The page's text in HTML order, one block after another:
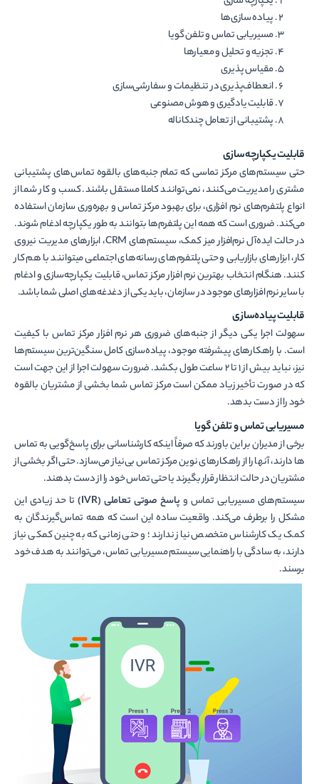
پیاده سازی‌ها
مسیریابی تماس و تلفن گویا
تجزیه و تحلیل و معیارها
مقیاس پذیری
انعطاف‌پذیری در تنظیمات و سفارشی‌سازی
قابلیت یادگیری و هوش مصنوعی
پشتیبانی از تعامل چندکاناله
قابلیت یکپارچه­‌سازی
حتی سیستم‌های مرکز تماسی که تمام جنبه‌های بالقوه تماس‌های پشتیبانی
مشتری را مدیریت می‌کنند، نمی‌توانند کاملا مستقل باشند. کسب و کار شما از
انواع پلتفرم­‌های نرم ­افزاری، برای بهبود مرکز تماس و بهره­‌وری سازمان استفاده
می­‌کند. ضروری است که همه این پلتفرم­‌ها بتوانند به طور یکپارچه ادغام شوند.
در حالت ایده‌آل نرم‌افزار میز کمک، سیستم‌های CRM، ابزارهای مدیریت نیروی
کار، ابزارهای بازاریابی و حتی پلتفرم‌های رسانه‌های اجتماعی می­توانند با هم کار
کنند. هنگام انتخاب بهترین نرم افزار مرکز تماس، قابلیت یکپارچه‌سازی و ادغام
با سایر نرم افزارهای موجود در سازمان، باید یکی از دغدغه­‌های اصلی شما باشد.
قابلیت پیاده‌­سازی
سهولت اجرا یکی دیگر از جنبه­‌های ضروری هر نرم­ افزار مرکز تماس با کیفیت
است. با راهکارهای پیشرفته موجود، پیاده‌سازی کامل سنگین‌ترین سیستم‌ها
نیز، نباید بیش از 1 تا 2 ساعت طول بکشد. ضرورت سهولت اجرا از این جهت است
که در صورت تأخیر زیاد ممکن است مرکز تماس شما بخشی از مشتریان بالقوه
خود را از دست بدهد.
مسیریابی تماس و تلفن گویا
برخی از مدیران بر این باورند که صرفاً اینکه کارشناسانی برای پاسخ‌گویی به تماس­‌
ها دارند، آن­ها را از راهکارهای نوین مرکز تماس بی‌نیاز می‌­سازد. حتی اگر بخشی از
مشتریان در حالت انتظار قرار بگیرند یا حتی تماس خود را از دست بدهند.
سیستم‌­های مسیریابی تماس و پاسخ صوتی تعاملی (IVR
)تا حد زیادی این
مشکل را برطرف می­‌کند. واقعیت ساده این است که همه تماس‌گیرندگان به
کمک یک کارشناس متخصص نیاز ندارند؛ و حتی زمانی که به چنین کمکی نیاز
دارند، به سادگی با راهنمایی سیستم مسیریابی تماس، می­‌توانند به هدف خود
برسند.